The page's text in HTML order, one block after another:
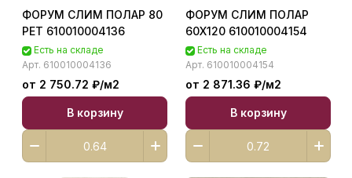
ФОРУМ СЛИМ ПОЛАР 80
РЕТ 610010004136
Есть на складе
Арт. 610010004136
от 2 750.72 ₽/м2
В корзину
ФОРУМ СЛИМ ПОЛАР
60X120 610010004154
Есть на складе
Арт. 610010004154
от 2 871.36 ₽/м2
В корзину